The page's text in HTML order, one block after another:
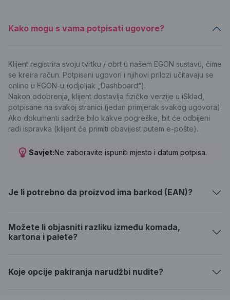
Kako mogu s vama potpisati ugovore?
Klijent registrira svoju tvrtku / obrt u našem EGON sustavu, čime
se kreira račun. Potpisani ugovori i njihovi prilozi učitavaju se
online u EGON-u (odjeljak „Dashboard“).
Nakon odobrenja, klijent dostavlja fizičke verzije u iSklad,
potpisane na svakoj stranici (jedan primjerak svakog ugovora).
Ako dokumenti sadrže bilo kakve pogreške, bit će odbijeni
radi ispravka (klijent će primiti obavijest putem e-pošte).
Savjet:Ne zaboravite ispuniti mjesto i datum potpisa.
Je li potrebno da proizvod ima barkod (EAN)?
Možete li objasniti razliku između komada,
kartona i palete?
Koje opcije pakiranja narudžbi nudite?